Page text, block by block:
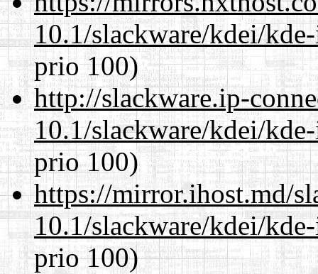
10.1/slackware/kdei/
prio 100)
http://slackware.ip-
10.1/slackware/kdei/
prio 100)
https://mirror.ihost.md/
10.1/slackware/kdei/
prio 100)